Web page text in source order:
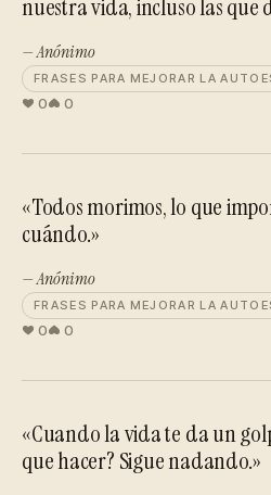
nuestra vida, incluso las que
— Anónimo
FRASES PARA MEJORAR LA
0 0
«Todos morimos, lo que
cuándo.»
— Anónimo
FRASES PARA MEJORAR LA
0 0
«Cuando la vida te da un
que hacer? Sigue nadando.»